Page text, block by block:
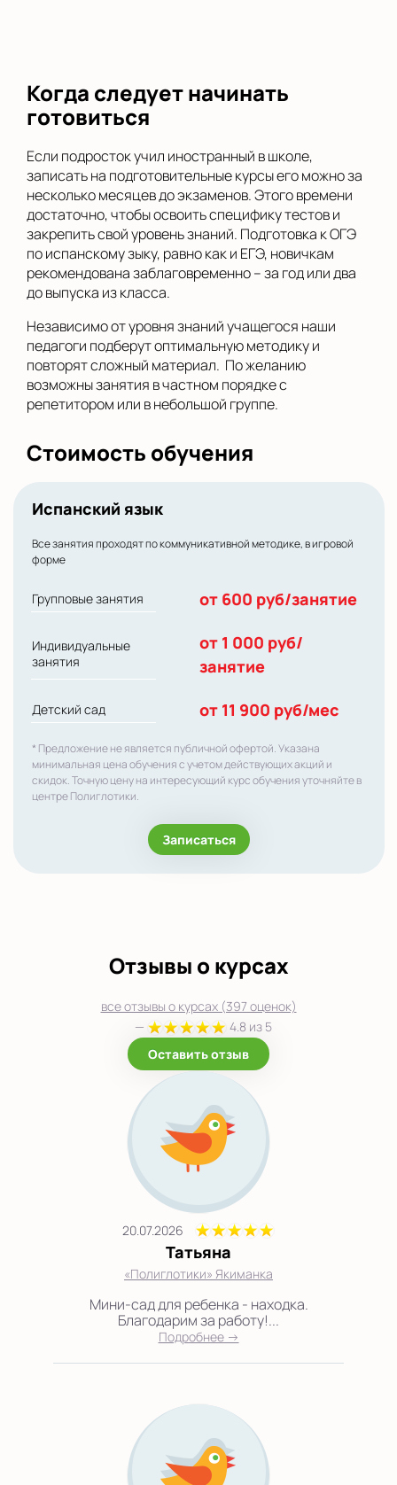
Когда следует начинать
готовиться
Если подросток учил иностранный в школе,
записать на подготовительные курсы его можно за
несколько месяцев до экзаменов. Этого времени
достаточно, чтобы освоить специфику тестов и
закрепить свой уровень знаний. Подготовка к ОГЭ
по испанскому зыку, равно как и ЕГЭ, новичкам
рекомендована заблаговременно – за год или два
до выпуска из класса.
Независимо от уровня знаний учащегося наши
педагоги подберут оптимальную методику и
повторят сложный материал. По желанию
возможны занятия в частном порядке с
репетитором или в небольшой группе.
Стоимость обучения
Испанский язык
Все занятия проходят по коммуникативной методике, в игровой
форме
Групповые занятия от 600 руб/занятие
Индивидуальные
занятия
от 1 000 руб/
занятие
Детский сад от 11 900 руб/мес
* Предложение не является публичной офертой. Указана
минимальная цена обучения с учетом действующих акций и
скидок. Точную цену на интересующий курс обучения уточняйте в
центре Полиглотики.
Записаться
Отзывы о курсах
все отзывы о курсах (397 оценок)
—
4.8 из 5
Оставить отзыв
20.07.2026
Татьяна
«Полиглотики» Якиманка
Мини-сад для ребенка - находка.
Благодарим за работу!...
Подробнее →